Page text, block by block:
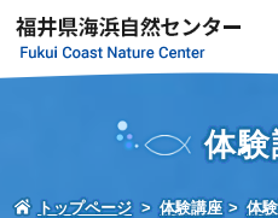
体
トップページ 体験講座 体